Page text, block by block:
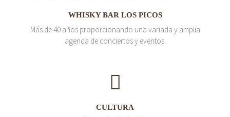
WHISKY BAR LOS PICOS
Más de 40 años proporcionando una variada y amplia
agenda de conciertos y eventos.
CULTURA